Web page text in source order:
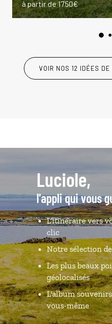
à partir de 1750€
VOIR NOS 12 IDÉES
Luciole,
l'appli qui vous
L’itinéraire vers
clic
Notre sélection
Les plus beaux
géolocalisés
L'album
vous-même